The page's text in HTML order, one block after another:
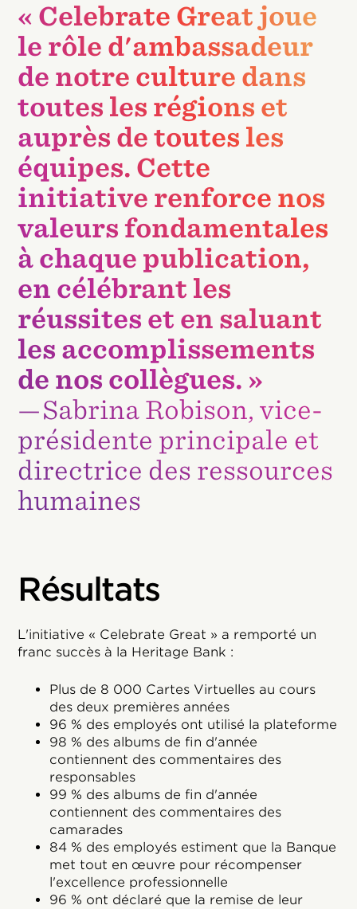
« Celebrate Great joue
le rôle d'ambassadeur
de notre culture dans
toutes les régions et
auprès de toutes les
équipes. Cette
initiative renforce nos
valeurs fondamentales
à chaque publication,
en célébrant les
réussites et en saluant
les accomplissements
de nos collègues. »
—Sabrina Robison, vice-
présidente principale et
directrice des ressources
humaines
Résultats
L'initiative « Celebrate Great » a remporté un
franc succès à la Heritage Bank :
Plus de 8 000 Cartes Virtuelles au cours
des deux premières années
96 % des employés ont utilisé la plateforme
98 % des albums de fin d'année
contiennent des commentaires des
responsables
99 % des albums de fin d'année
contiennent des commentaires des
camarades
84 % des employés estiment que la Banque
met tout en œuvre pour récompenser
l'excellence professionnelle
96 % ont déclaré que la remise de leur